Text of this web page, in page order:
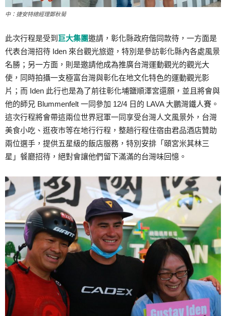
中：捷安特總經理鄭秋菊
此次行程是受到 巨大集團邀請，彰化縣政府偕同款待，一方面是
代表台灣招待 Iden 來台觀光旅遊，特別是參訪彰化縣內各處風景
名勝；另一方面，則是邀請他成為推廣台灣運動觀光的觀光大
使，同時拍攝一支極富台灣與彰化在地文化特色的運動觀光影
片；而 Iden 此行也是為了前往彰化埔鹽順澤宮還願，並且將會與
他的師兄 Blummenfelt 一同參加 12/4 日的 LAVA 大鵬灣鐵人賽。
這次行程將會帶這兩位世界冠軍一同享受台灣人文風景外，台灣
美食小吃、逛夜市等在地行行程，整趟行程住宿由君品酒店贊助
兩位選手，提供五星級的飯店服務，特別安排「頤宮米其林三
星」餐廳招待，絕對會讓他們留下滿滿的台灣味回憶。